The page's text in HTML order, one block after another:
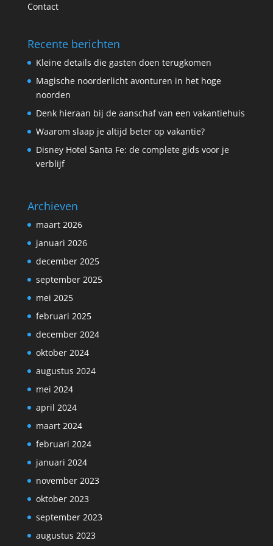
Contact
Recente berichten
Kleine details die gasten doen terugkomen
Magische noorderlicht avonturen in het hoge
noorden
Denk hieraan bij de aanschaf van een vakantiehuis
Waarom slaap je altijd beter op vakantie?
Disney Hotel Santa Fe: de complete gids voor je
verblijf
Archieven
maart 2026
januari 2026
december 2025
september 2025
mei 2025
februari 2025
december 2024
oktober 2024
augustus 2024
mei 2024
april 2024
maart 2024
februari 2024
januari 2024
november 2023
oktober 2023
september 2023
augustus 2023